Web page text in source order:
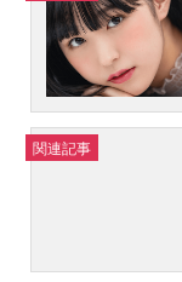
関連記事